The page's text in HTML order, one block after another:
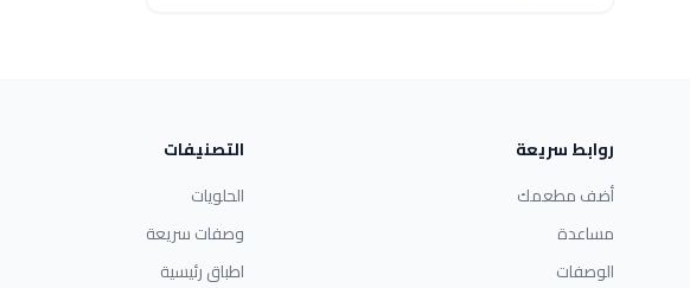
روابط سريعة
أضف مطعمك
مساعدة
الوصفات
التصنيفات
الحلويات
وصفات سريعة
اطباق رئيسية